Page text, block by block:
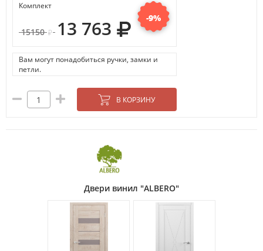
Комплект
-9%
15150
13 763
Вам могут понадобиться ручки, замки и
петли.
В КОРЗИНУ
Двери винил "ALBERO"